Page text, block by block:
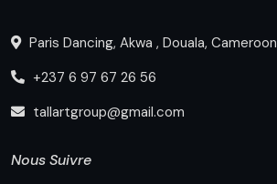
Paris Dancing, Akwa , Douala, Cameroon
+237 6 97 67 26 56
tallartgroup@gmail.com
Nous Suivre